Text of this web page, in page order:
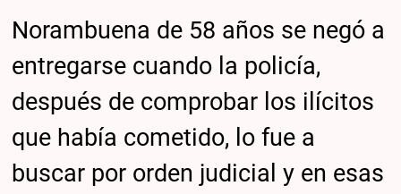
Norambuena de 58 años se negó a
entregarse cuando la policía,
después de comprobar los ilícitos
que había cometido, lo fue a
buscar por orden judicial y en esas